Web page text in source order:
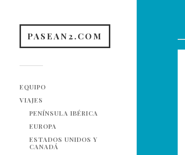
PASEAN2.COM
EQUIPO
VIAJES
PENÍNSULA IBÉRICA
EUROPA
ESTADOS UNIDOS Y
CANADÁ